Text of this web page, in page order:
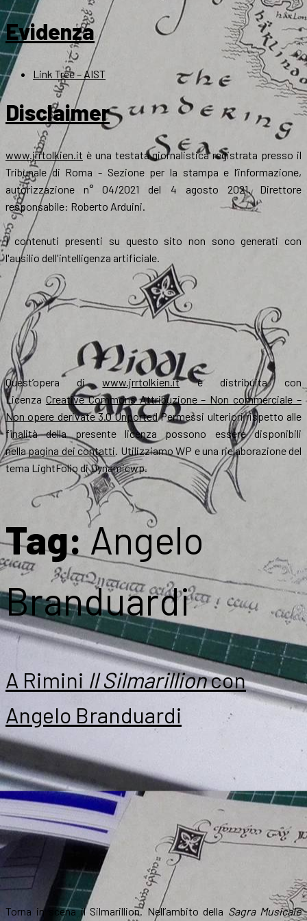
Evidenza
Link Tree – AIST
Disclaimer
www.jrrtolkien.it è una testata giornalistica registrata presso il
Tribunale di Roma - Sezione per la stampa e l’informazione,
autorizzazione n° 04/2021 del 4 agosto 2021. Direttore
responsabile: Roberto Arduini.
I contenuti presenti su questo sito non sono generati con
l'ausilio dell'intelligenza artificiale.
Quest’opera diwww.jrrtolkien.itè distribuita con
Licenza Creative Commons Attribuzione – Non commerciale –
Non opere derivate 3.0 UnportedPermessi ulteriori rispetto alle
finalità della presente licenza possono essere disponibili
nellapagina dei contatti. Utilizziamo WP e una rielaborazione del
tema LightFolio di Dynamicwp.
Tag:Angelo
Branduardi
A Rimini Il Silmarillioncon
Angelo Branduardi
Torna in scena il Silmarillion. Nell’ambito della Sagra Musicale